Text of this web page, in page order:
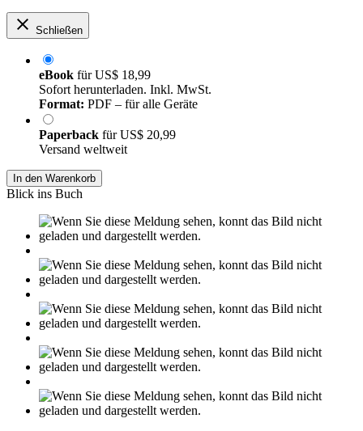
Schließen
eBook fürUS$ 18,99
Sofort herunterladen. Inkl. MwSt.
Format: PDF – für alle Geräte
Paperback fürUS$ 20,99
Versand weltweit
In den Warenkorb
Blick ins Buch
Leseprobe aus 23 Seiten
Grin.com
Versand